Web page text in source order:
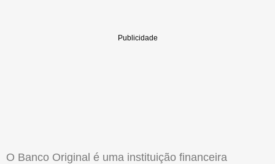
O Banco Original é uma instituição financeira